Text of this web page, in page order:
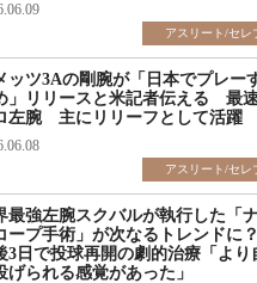
アスリート/セレ
ッツ3Aの剛腕が「日本でプレー
」リリースと米記者伝える 最
左腕 主にリリーフとして活躍
アスリート/セレ
最強左腕スクバルが執行した「
ープ手術」が次なるトレンドに
3日で投球再開の劇的治療「より
げられる感覚があった」